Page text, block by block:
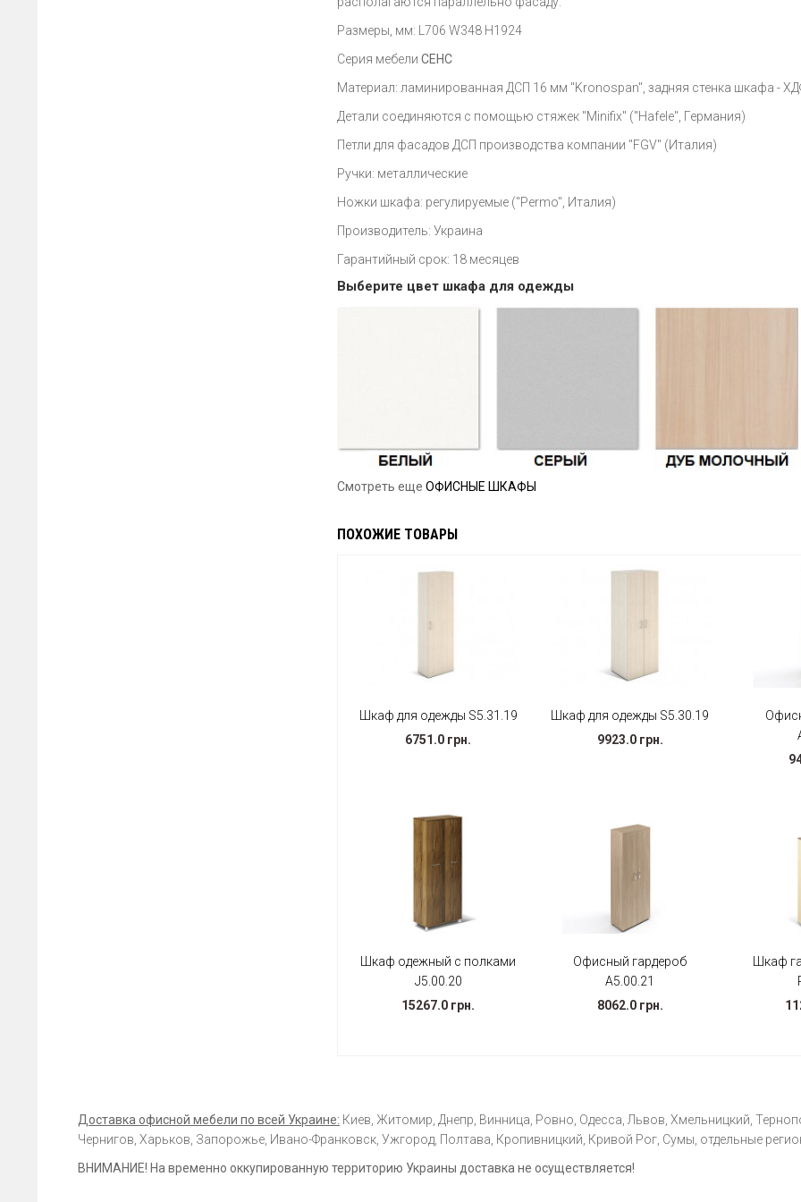
Размеры, мм: L706 W348 H1924
Серия мебели СЕНС
Материал: ламинированная ДСП 16 мм "Kronospan", задняя стенка шкафа -
Детали соединяются с помощью стяжек "Minifix" ("Hafele", Германия)
Петли для фасадов ДСП производства компании "FGV" (Италия)
Ручки: металлические
Ножки шкафа: регулируемые ("Permo", Италия)
Производитель: Украина
Гарантийный срок: 18 месяцев
Выберите цвет шкафа для одежды
Смотреть еще ОФИСНЫЕ ШКАФЫ
ПОХОЖИЕ ТОВАРЫ
Шкаф для одежды S5.31.19
6751.0 грн.
Шкаф для одежды S5.30.19
9923.0 грн.
Шкаф одежный с полками
J5.00.20
15267.0 грн.
Офисный гардероб
А5.00.21
8062.0 грн.
Шкаф
Доставка офисной мебели по всей Украине: Киев, Житомир, Днепр, Винница, Ровно, Одесса, Львов, Хмельницкий,
Чернигов, Харьков, Запорожье, Ивано-Франковск, Ужгород, Полтава, Кропивницкий, Кривой Рог, Сумы, отдельные
ВНИМАНИЕ! На временно оккупированную территорию Украины доставка не осуществляется!